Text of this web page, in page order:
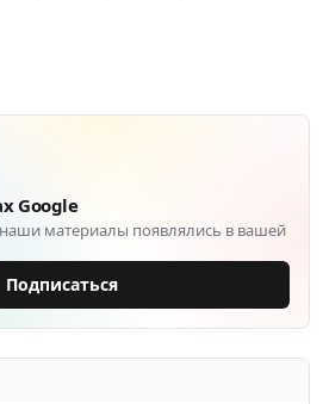
Google
материалы появлялись в вашей
Подписаться